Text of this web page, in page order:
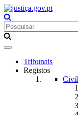
Toggle
navigationTribunais
Registos
Civil